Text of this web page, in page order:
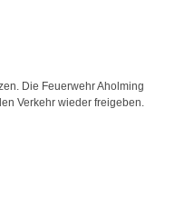
Die Feuerwehr Aholming
Verkehr wieder freigeben.